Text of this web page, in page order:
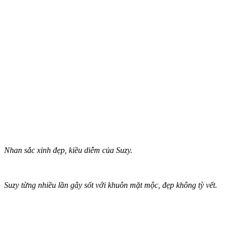
Nhan sắc xinh đẹp, kiều diễm của Suzy.
Suzy từng nhiều lần gây sốt với khuôn mặt mộc, đẹp không tỳ vết.